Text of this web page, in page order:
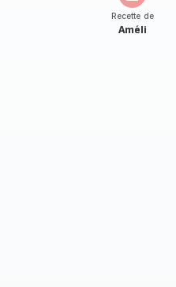
Recette de
Améli